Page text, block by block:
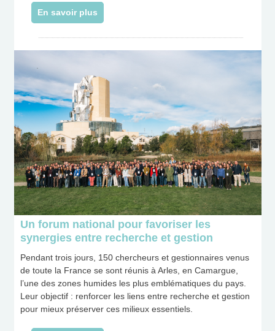
En savoir plus
Un forum national pour favoriser les
synergies entre recherche et gestion
Pendant trois jours, 150 chercheurs et gestionnaires venus
de toute la France se sont réunis à Arles, en Camargue,
l’une des zones humides les plus emblématiques du pays.
Leur objectif : renforcer les liens entre recherche et gestion
pour mieux préserver ces milieux essentiels.